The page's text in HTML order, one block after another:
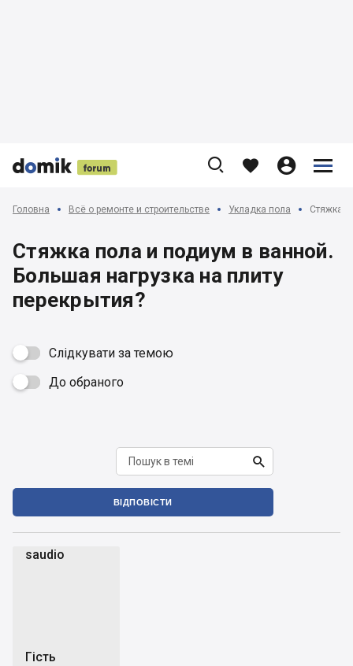


 
    


Головна Всё о ремонте и строительстве Укладка пола
Cтяжка пола и подиум в ванной.
Большая нагрузка на плиту
перекрытия?
Слідкувати за темою
 До обраного

ВІДПОВІСТИ
saudio
Гість